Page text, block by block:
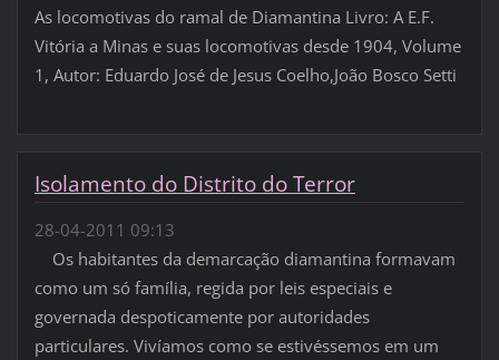
As locomotivas do ramal de Diamantina Livro: A E.F.
Vitória a Minas e suas locomotivas desde 1904, Volume
1, Autor: Eduardo José de Jesus Coelho,João Bosco Setti
Isolamento do Distrito do Terror
28-04-2011 09:13
Os habitantes da demarcação diamantina formavam
como um só família, regida por leis especiais e
governada despoticamente por autoridades
particulares. Vivíamos como se estivéssemos em um